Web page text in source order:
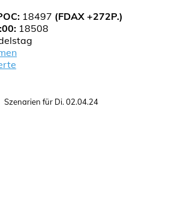
18497 (FDAX +272P.)
18508
Szenarien für Di. 02.04.24